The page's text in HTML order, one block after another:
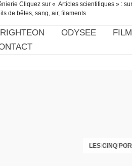
Cliquez sur « Articles scientifiques » :
de bêtes, sang, air, filaments
ODYSEE
LES CINQ
CHRISTOPHE